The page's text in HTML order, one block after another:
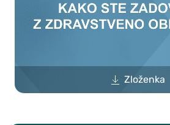
Zloženka